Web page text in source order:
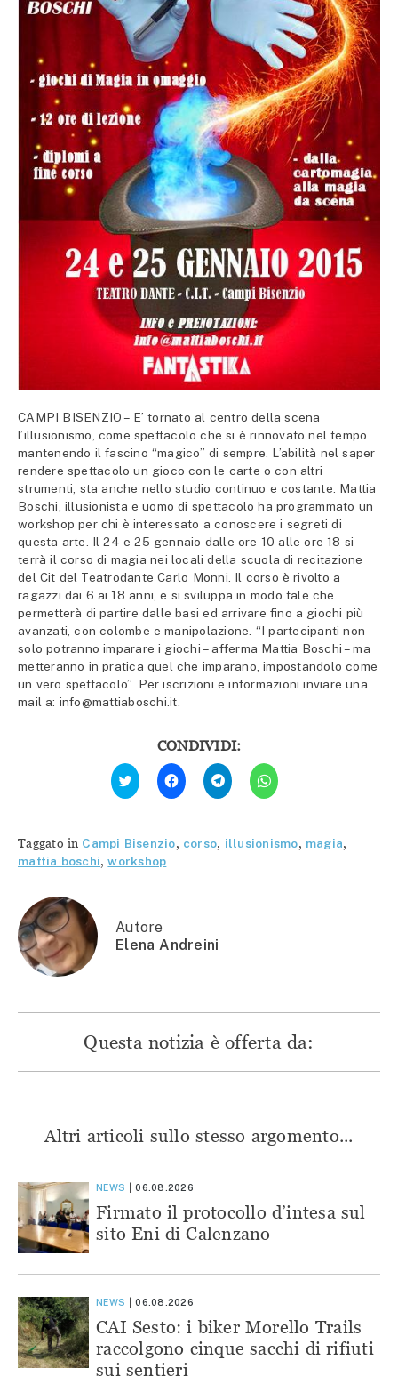
CAMPI BISENZIO – E’ tornato al centro della scena
l’illusionismo, come spettacolo che si è rinnovato nel tempo
mantenendo il fascino “magico” di sempre. L’abilità nel saper
rendere spettacolo un gioco con le carte o con altri
strumenti, sta anche nello studio continuo e costante. Mattia
Boschi, illusionista e uomo di spettacolo ha programmato un
workshop per chi è interessato a conoscere i segreti di
questa arte. Il 24 e 25 gennaio dalle ore 10 alle ore 18 si
terrà il corso di magia nei locali della scuola di recitazione
del Cit del Teatrodante Carlo Monni. Il corso è rivolto a
ragazzi dai 6 ai 18 anni, e si sviluppa in modo tale che
permetterà di partire dalle basi ed arrivare fino a giochi più
avanzati, con colombe e manipolazione. “I partecipanti non
solo potranno imparare i giochi – afferma Mattia Boschi – ma
metteranno in pratica quel che imparano, impostandolo come
un vero spettacolo”. Per iscrizioni e informazioni inviare una
mail a: info@mattiaboschi.it.
CONDIVIDI:
Fai
clic
qui
Twitter
(Si
apre
in
Fai
clic
per
condividere
(Si
apre
Fai
clic
per
condividere
(Si
apre
Fai
clic
per
(Si
apre
Taggato in Campi Bisenzio, corso, illusionismo, magia,
mattia boschi,workshop
Autore
Elena Andreini
Questa notizia è offerta da:
Altri articoli sullo stesso argomento...
NEWS 06.08.2026
Firmato il protocollo d’intesa sul
sito Eni di Calenzano
NEWS 06.08.2026
CAI Sesto: i biker Morello Trails
raccolgono cinque sacchi di rifiuti
sui sentieri